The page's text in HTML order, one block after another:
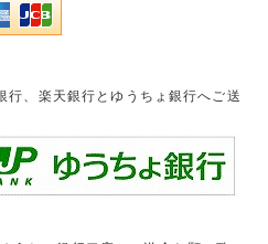
行、楽天銀行とゆうちょ銀行へご送